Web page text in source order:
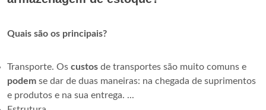
Quais são os principais?
Transporte. Os custos de transportes são muito comuns e
podem se dar de duas maneiras: na chegada de suprimentos
e produtos e na sua entrega. ...